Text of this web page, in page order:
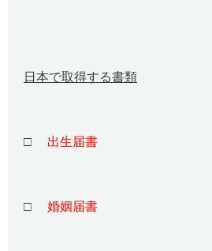
日本で取得する書類
□ 出生届書
□ 婚姻届書